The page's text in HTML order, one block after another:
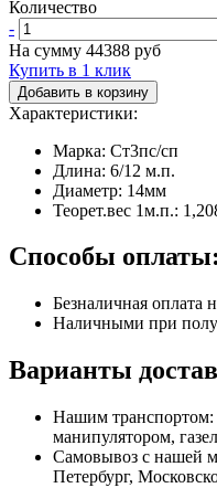
Количество
-
На сумму 44388 руб
Купить в 1 клик
Добавить в корзину
Характеристики:
Марка: Ст3пс/сп
Длина: 6/12 м.п.
Диаметр: 14мм
Теорет.вес 1м.п.:
Способы оплаты:
Безналичная оплата
Наличными при
Варианты
Нашим
манипулятором,
Самовывоз с нашей
Петербург,